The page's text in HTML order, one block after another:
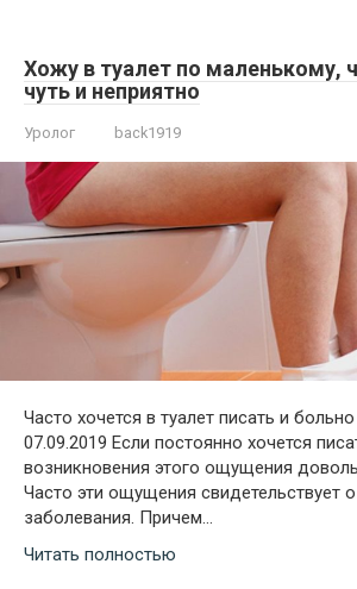
Хожу в туалет по маленькому,
чуть и неприятно
Уролог back1919
Часто хочется в туалет писать и
07.09.2019 Если постоянно хочется
возникновения этого ощущения
Часто эти ощущения свидетельствует
заболевания. Причем…
Читать полностью